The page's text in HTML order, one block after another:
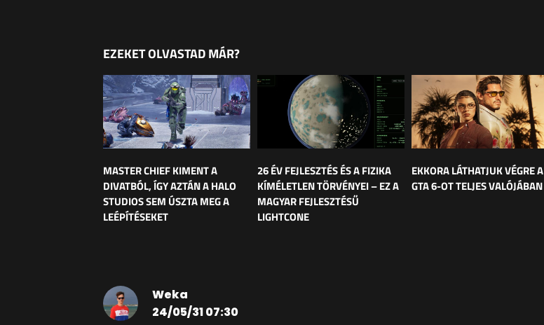
EZEKET OLVASTAD MÁR?
MASTER CHIEF KIMENT A
DIVATBÓL, ÍGY AZTÁN A HALO
STUDIOS SEM ÚSZTA MEG A
LEÉPÍTÉSEKET
26 ÉV FEJLESZTÉS ÉS A FIZIKA
KÍMÉLETLEN TÖRVÉNYEI – EZ A
MAGYAR FEJLESZTÉSŰ
LIGHTCONE
EKKORA LÁTHATJUK VÉGRE A
GTA 6-OT TELJES VALÓJÁBAN
Weka
24/05/31 07:30